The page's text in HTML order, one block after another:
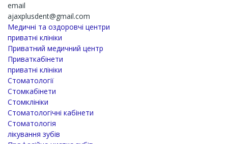
email
ajaxplusdent@gmail.com
Медичні та оздоровчі центри
приватні клініки
Приватний медичний центр
Приваткабінети
приватні клініки
Стоматології
Стомкабінети
Стомклініки
Стоматологічні кабінети
Стоматологія
лікування зубів